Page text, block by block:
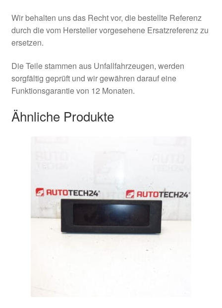
Wir behalten uns das Recht vor, die bestellte Referenz
durch die vom Hersteller vorgesehene Ersatzreferenz zu
ersetzen.
Die Teile stammen aus Unfallfahrzeugen, werden
sorgfältig geprüft und wir gewähren darauf eine
Funktionsgarantie von 12 Monaten.
Ähnliche Produkte